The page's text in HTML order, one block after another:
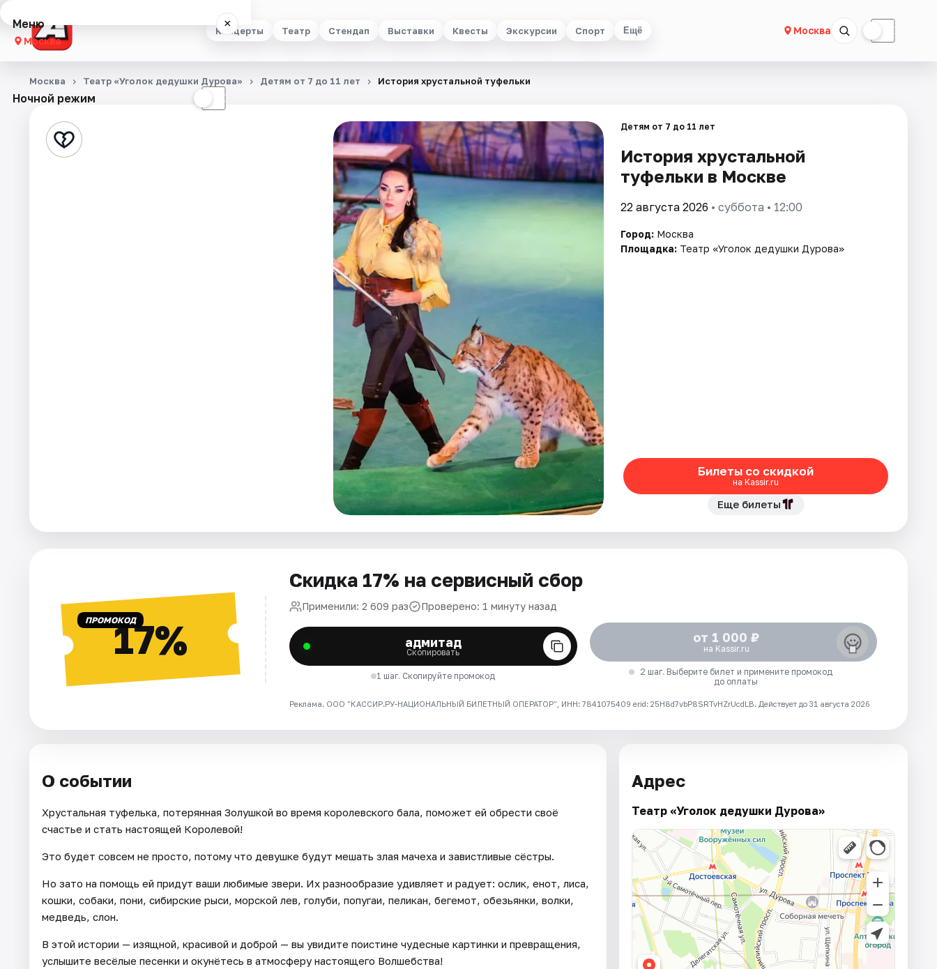
Концерты Театр Стендап Выставки Квесты Экскурсии Спорт Ещё Москва ☾
Меню ×
Москва
Концерты
Стендап
Ночной режим ☾
Москва Театр «Уголок дедушки Дурова» Детям от 7 до 11 лет История хрустальной туфельки
Детям от 7 до 11 лет
История хрустальной
туфельки в Москве
22 августа 2026 • суббота • 12:00
Город: Москва
Площадка: Театр «Уголок дедушки Дурова»
Билеты со скидкой
на Kassir.ru
Еще билеты
ПРОМОКОД17%
Скидка 17% на сервисный сбор
Применили: 2 609 раз Проверено: 1 минуту назад
адмитад
Скопировать
1 шаг. Скопируйте промокод
от 1 000 ₽
на Kassir.ru
2 шаг. Выберите билет и примените промокод
до оплаты
Реклама. ООО "КАССИР.РУ-НАЦИОНАЛЬНЫЙ БИЛЕТНЫЙ ОПЕРАТОР", ИНН: 7841075409 erid: 25H8d7vbP8SRTvHZrUcdLB. Действует до 31 августа 2026
О событии
Хрустальная туфелька, потерянная Золушкой во время королевского бала, поможет ей обрести своё
счастье и стать настоящей Королевой!
Это будет совсем не просто, потому что девушке будут мешать злая мачеха и завистливые сёстры.
Но зато на помощь ей придут ваши любимые звери. Их разнообразие удивляет и радует: ослик, енот, лиса,
кошки, собаки, пони, сибирские рыси, морской лев, голуби, попугаи, пеликан, бегемот, обезьянки, волки,
медведь, слон.
В этой истории — изящной, красивой и доброй — вы увидите поистине чудесные картинки и превращения,
услышите весёлые песенки и окунётесь в атмосферу настоящего Волшебства!
Адрес
Театр «Уголок дедушки Дурова»